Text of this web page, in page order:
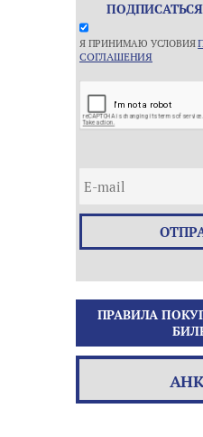
Я ПРИНИМАЮ УСЛОВИЯ
СОГЛАШЕНИЯ
ПРАВИЛА